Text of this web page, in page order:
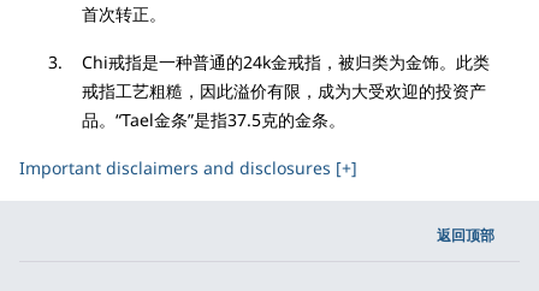
首次转正。
Chi戒指是一种普通的24k金戒指，被归类为金饰。此类
戒指工艺粗糙，因此溢价有限，成为大受欢迎的投资产
品。“Tael金条”是指37.5克的金条。
Important disclaimers and disclosures [+]
返回顶部